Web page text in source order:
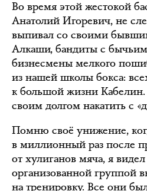
Во время этой жестокой
Анатолий Игоревич, не
выпивал со своими
Алкаши, бандиты с
бизнесмены мелкого
из нашей школы бокса:
к большой жизни
своим долгом накатить с
Помню своё унижение,
в миллионный раз после
от хулиганов мяча, я
организованной группой
на тренировку. Все они